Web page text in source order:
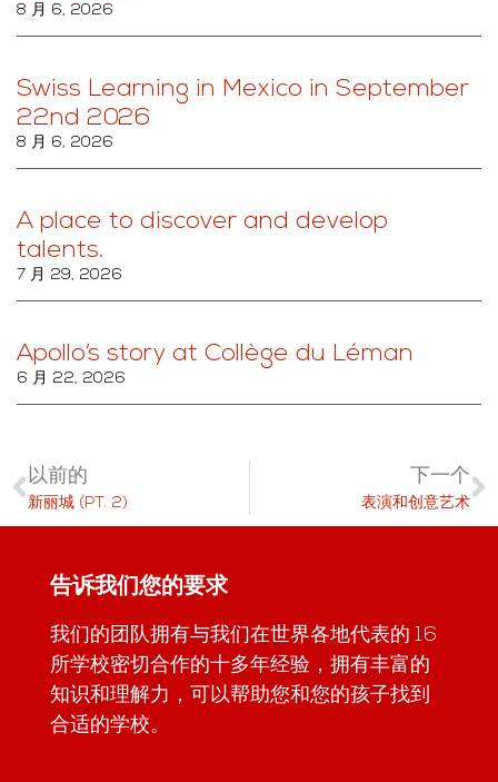
8 月 6, 2026
Swiss Learning in Mexico in September
22nd 2026
8 月 6, 2026
A place to discover and develop
talents.
7 月 29, 2026
Apollo’s story at Collège du Léman
6 月 22, 2026
以前的
新丽城 (PT. 2)
下一个
表演和创意艺术
告诉我们您的要求
我们的团队拥有与我们在世界各地代表的 16
所学校密切合作的十多年经验，拥有丰富的
知识和理解力，可以帮助您和您的孩子找到
合适的学校。